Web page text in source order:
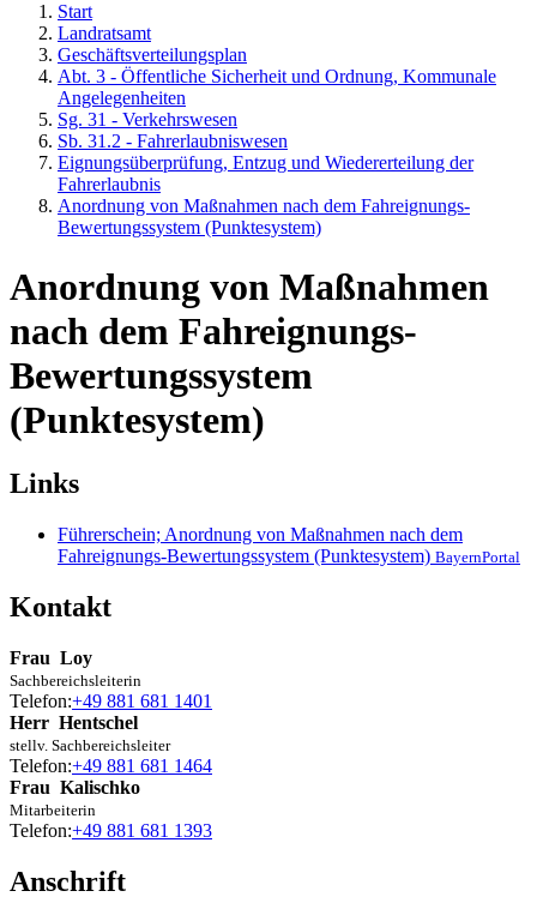
Start
Landratsamt
Geschäftsverteilungsplan
Abt. 3 - Öffentliche Sicherheit und Ordnung, Kommunale
Angelegenheiten
Sg. 31 - Verkehrswesen
Sb. 31.2 - Fahrerlaubniswesen
Eignungsüberprüfung, Entzug und Wiedererteilung der
Fahrerlaubnis
Anordnung von Maßnahmen nach dem Fahreignungs-
Bewertungssystem (Punktesystem)
Anordnung von Maßnahmen
nach dem Fahreignungs-
Bewertungssystem
(Punktesystem)
Links
Führerschein; Anordnung von Maßnahmen nach dem
Fahreignungs-Bewertungssystem (Punktesystem) BayernPortal
Kontakt
Frau Loy
Sachbereichsleiterin
Telefon:+49 881 681 1401
Herr Hentschel
stellv. Sachbereichsleiter
Telefon:+49 881 681 1464
Frau Kalischko
Mitarbeiterin
Telefon:+49 881 681 1393
Anschrift